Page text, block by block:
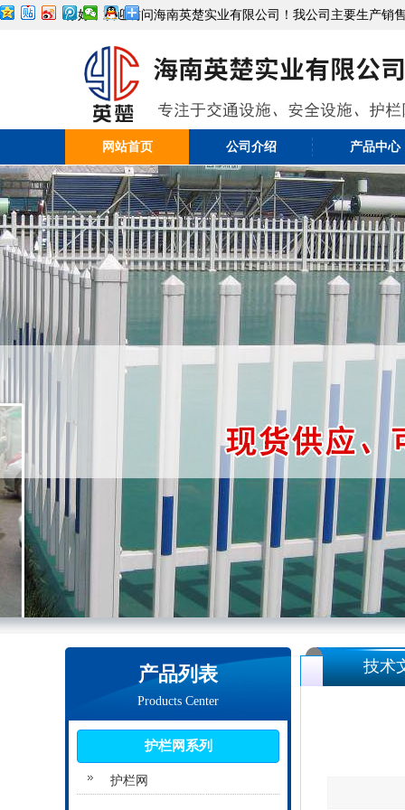
你好，欢迎访问海南英楚实业有限公司！我公司主要生产销
网站首页 公司介绍 产品中心
产品列表
Products Center
护栏网系列
护栏网
技术